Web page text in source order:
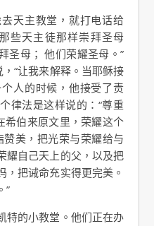
天主教堂，就打电话给
些天主徒那样崇拜圣母
圣母； 他们荣耀圣母。”
“让我来解释。当耶稣接
人的时候，他接受了责
律法是这样说的：“尊重
希伯来原文里，荣耀这个
美，把光荣与荣耀给与
耀自己天上的父，以及把
，把诫命充实得更完美。
”
特的小教堂。他们正在办